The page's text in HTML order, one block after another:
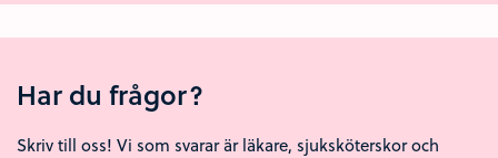
Har du frågor?
Skriv till oss! Vi som svarar är läkare, sjuksköterskor och